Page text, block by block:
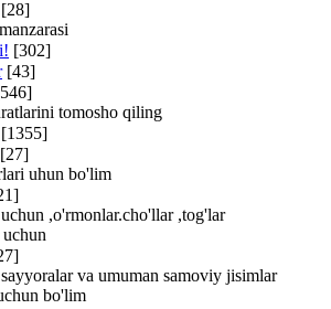
[28]
[302]
[43]
tomosho qiling
[1355]
[27]
uhun bo'lim
,o'rmonlar.cho'llar ,tog'lar
va umuman samoviy jisimlar
bo'lim